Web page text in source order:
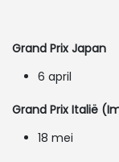
Grand Prix Japan
6 april
Grand Prix Italië
18 mei